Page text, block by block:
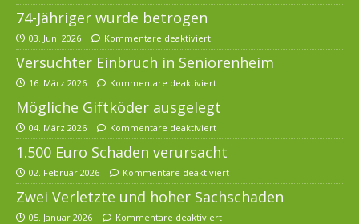
74-Jähriger wurde betrogen
03. Juni 2026 Kommentare deaktiviert
Versuchter Einbruch in Seniorenheim
16. März 2026 Kommentare deaktiviert
Mögliche Giftköder ausgelegt
04. März 2026 Kommentare deaktiviert
1.500 Euro Schaden verursacht
02. Februar 2026 Kommentare deaktiviert
Zwei Verletzte und hoher Sachschaden
05. Januar 2026 Kommentare deaktiviert